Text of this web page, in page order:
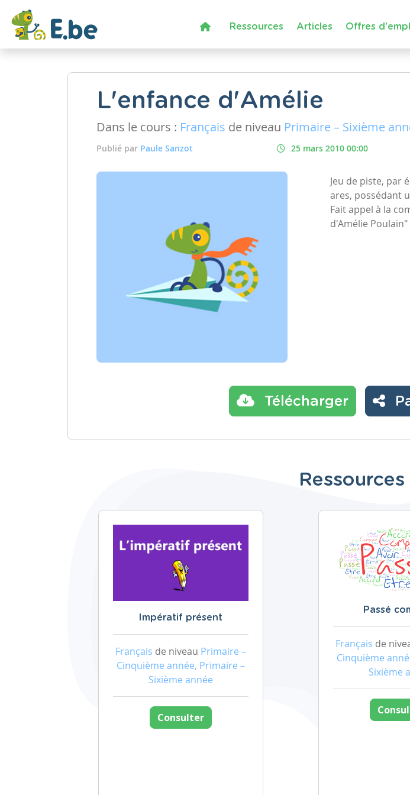
Ressources Articles Offres
L'enfance d'Amélie
Dans le cours : Français de niveau Primaire – Sixième
Publié par Paule Sanzot 25 mars 2010 00:00
Jeu de piste, par
ares, possédant
Fait appel à la
d'Amélie
Télécharger
Impératif présent
Français de niveau Primaire –
Cinquième année, Primaire –
Sixième année
Consulter
Passé
Français de
Cinquième
Sixième